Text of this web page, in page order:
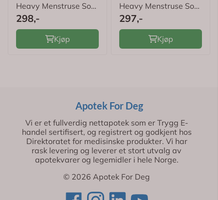
Heavy Menstruse Sort
2XL 1 stk
298,-
Kjøp
Heavy Menstruse Sort
2XS 1 stk
297,-
Kjøp
Apotek For Deg
Vi er et fullverdig nettapotek som er Trygg E-
handel sertifisert, og registrert og godkjent hos
Direktoratet for medisinske produkter. Vi har
rask levering og leverer et stort utvalg av
apotekvarer og legemidler i hele Norge.
© 2026 Apotek For Deg